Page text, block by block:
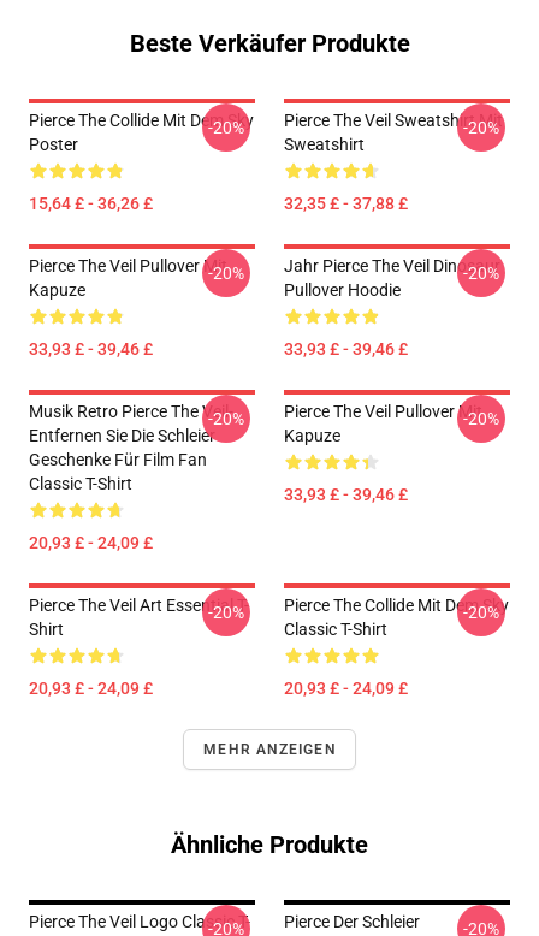
Beste Verkäufer Produkte
Pierce The Collide Mit Dem Sky
Poster
15,64 £ - 36,26 £
-20%
Pierce The Veil Sweatshirt Mit
Sweatshirt
32,35 £ - 37,88 £
-20%
Pierce The Veil Pullover Mit
Kapuze
33,93 £ - 39,46 £
-20%
Jahr Pierce The Veil Dinosaur
Pullover Hoodie
33,93 £ - 39,46 £
-20%
Musik Retro Pierce The Veil-
Entfernen Sie Die Schleier
Geschenke Für Film Fan
Classic T-Shirt
20,93 £ - 24,09 £
-20%
Pierce The Veil Pullover Mit
Kapuze
33,93 £ - 39,46 £
-20%
Pierce The Veil Art Essential T-
Shirt
20,93 £ - 24,09 £
-20%
Pierce The Collide Mit Dem Sky
Classic T-Shirt
20,93 £ - 24,09 £
-20%
MEHR ANZEIGEN
Ähnliche Produkte
Pierce The Veil Logo Classic T-
-20%
Pierce Der Schleier
-20%